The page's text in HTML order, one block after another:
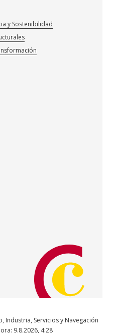
y Sostenibilidad
Industria, Servicios y Navegación
9.8.2026, 4:28